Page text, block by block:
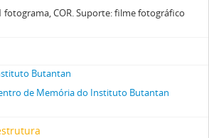
fotograma, COR. Suporte: filme fotográfico
Butantan
de Memória do Instituto Butantan